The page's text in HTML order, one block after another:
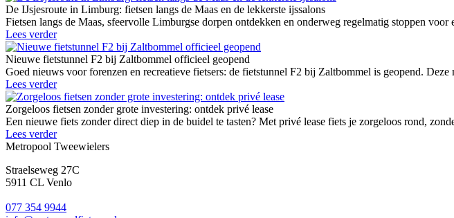
De IJsjesroute in Limburg: fietsen langs de Maas en de lekkerste ijssalons
Fietsen langs de Maas, sfeervolle Limburgse dorpen ontdekken en onderweg regelmatig stoppen
Lees verder
Nieuwe fietstunnel F2 bij Zaltbommel officieel geopend
Goed nieuws voor forenzen en recreatieve fietsers: de fietstunnel F2 bij Zaltbommel is geopend.
Lees verder
Zorgeloos fietsen zonder grote investering: ontdek privé lease
Een nieuwe fiets zonder direct diep in de buidel te tasten? Met privé lease fiets je zorgeloos rond,
Lees verder
Metropool Tweewielers
Straelseweg 27C
5911 CL Venlo
077 354 9944